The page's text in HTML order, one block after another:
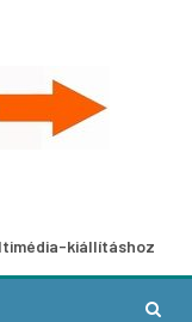
kiállításhoz